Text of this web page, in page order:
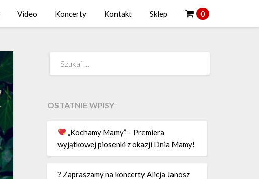
Video Koncerty Kontakt Sklep 0
OSTATNIE WPISY
„Kochamy Mamy” – Premiera
wyjątkowej piosenki z okazji Dnia Mamy!
? Zapraszamy na koncerty Alicja Janosz